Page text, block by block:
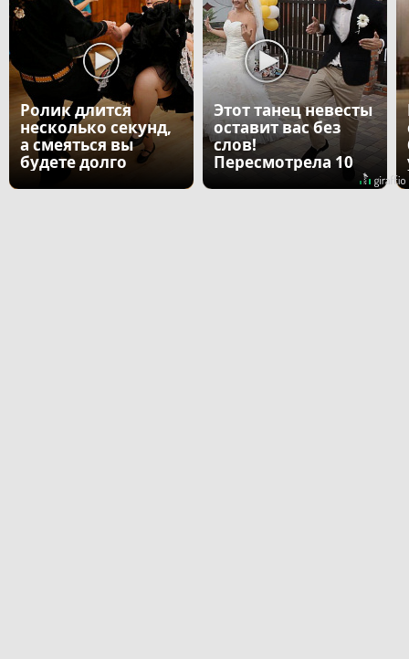
Ролик длится
несколько секунд,
а смеяться вы
будете долго
Этот танец невесты
оставит вас без
слов!
Пересмотрела 10